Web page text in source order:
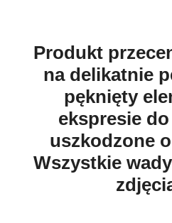
Produkt
na delikatnie
pęknięty
ekspresie
uszkodzone
Wszystkie